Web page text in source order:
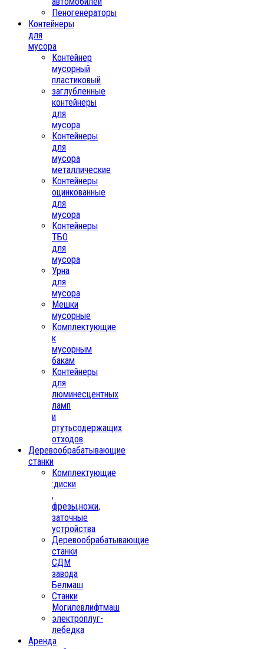
Пеногенераторы
Контейнеры
для
мусора
Контейнер
мусорный
пластиковый
заглубленные
контейнеры
для
мусора
Контейнеры
для
мусора
металлические
Контейнеры
оцинкованные
для
мусора
Контейнеры
ТБО
для
мусора
Урна
для
мусора
Мешки
мусорные
Комплектующие
к
мусорным
бакам
Контейнеры
для
люминесцентных
ламп
и
ртутьсодержащих
отходов
Деревообрабатывающие
станки
Комплектующие
:диски
,
фрезы,ножи,
заточные
устройства
Деревообрабатывающие
станки
СДМ
завода
Белмаш
Станки
Могилевлифтмаш
электроплуг-
лебедка
Аренда